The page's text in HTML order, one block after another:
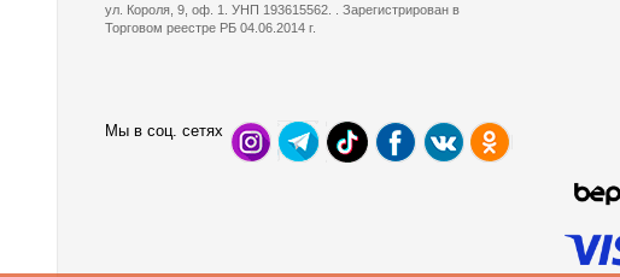
ул. Короля, 9, оф. 1. УНП 193615562. . Зарегистрирован в
Торговом реестре РБ 04.06.2014 г.
Мы в соц. сетях